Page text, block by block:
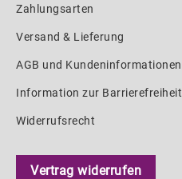
Zahlungsarten
Versand & Lieferung
AGB und Kundeninformationen
Information zur Barrierefreiheit
Widerrufsrecht
Vertrag widerrufen